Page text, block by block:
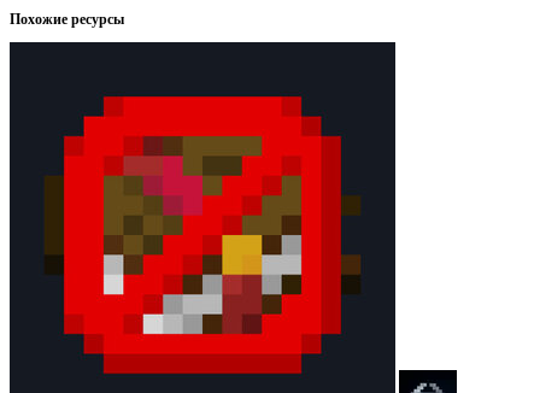
Похожие ресурсы